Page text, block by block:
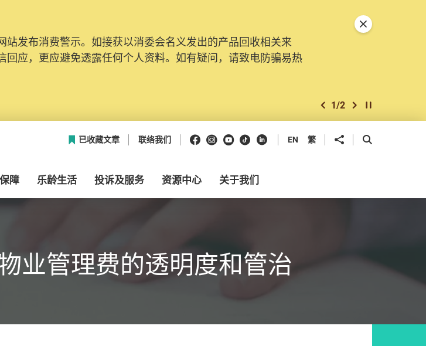
站发布消费警示。如接获以消委会名义发出的产品回收相关来
回应，更应避免透露任何个人资料。如有疑问，请致电防骗易热
上一个
1/2 下一个开始/暂停幻灯
关闭特別通告
已收藏文章 联络我们 Facebook
Instagram
Youtube
抖音领英 EN 繁 分享到 开启搜寻框
障 乐龄生活 投诉及服务 资源中心 关于我们
业管理费的透明度和管治